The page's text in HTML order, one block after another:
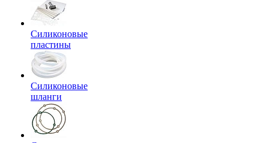
Силиконовые
пластины
Силиконовые
шланги